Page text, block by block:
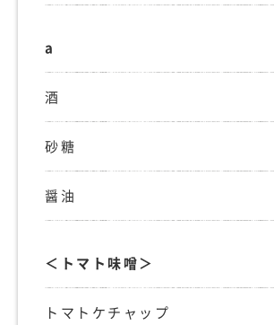
a
酒
砂糖
醤油
＜トマト味噌＞
トマトケチャップ